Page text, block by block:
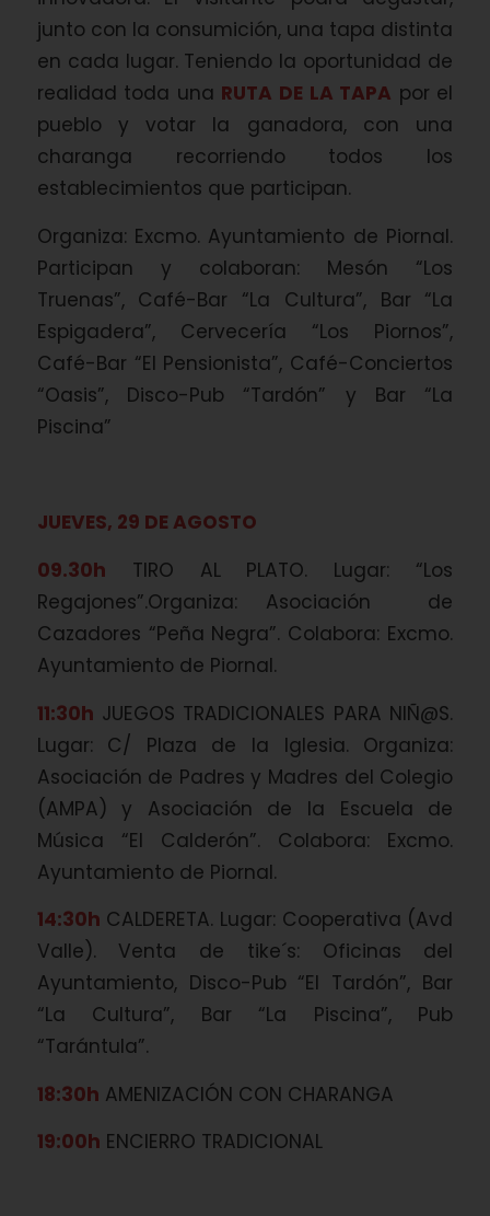
junto con la consumición, una tapa distinta
en cada lugar. Teniendo la oportunidad de
realidad toda una RUTA DE LA TAPA por el
pueblo y votar la ganadora, con una
charanga recorriendo todos los
establecimientos que participan.
Organiza: Excmo. Ayuntamiento de Piornal.
Participan y colaboran: Mesón “Los
Truenas”, Café-Bar “La Cultura”, Bar “La
Espigadera”, Cervecería “Los Piornos”,
Café-Bar “El Pensionista”, Café-Conciertos
“Oasis”, Disco-Pub “Tardón” y Bar “La
Piscina”
JUEVES, 29 DE AGOSTO
09.30h TIRO AL PLATO. Lugar: “Los
Regajones”.Organiza: Asociación de
Cazadores “Peña Negra”. Colabora: Excmo.
Ayuntamiento de Piornal.
11:30h JUEGOS TRADICIONALES PARA NIÑ@S.
Lugar: C/ Plaza de la Iglesia. Organiza:
Asociación de Padres y Madres del Colegio
(AMPA) y Asociación de la Escuela de
Música “El Calderón”. Colabora: Excmo.
Ayuntamiento de Piornal.
14:30h CALDERETA. Lugar: Cooperativa (Avd
Valle). Venta de tike´s: Oficinas del
Ayuntamiento, Disco-Pub “El Tardón”, Bar
“La Cultura”, Bar “La Piscina”, Pub
“Tarántula”.
18:30h AMENIZACIÓN CON CHARANGA
19:00h ENCIERRO TRADICIONAL